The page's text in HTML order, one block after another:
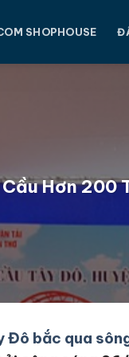
SHOPHOUSE
Hơn 200
Đô bắc qua